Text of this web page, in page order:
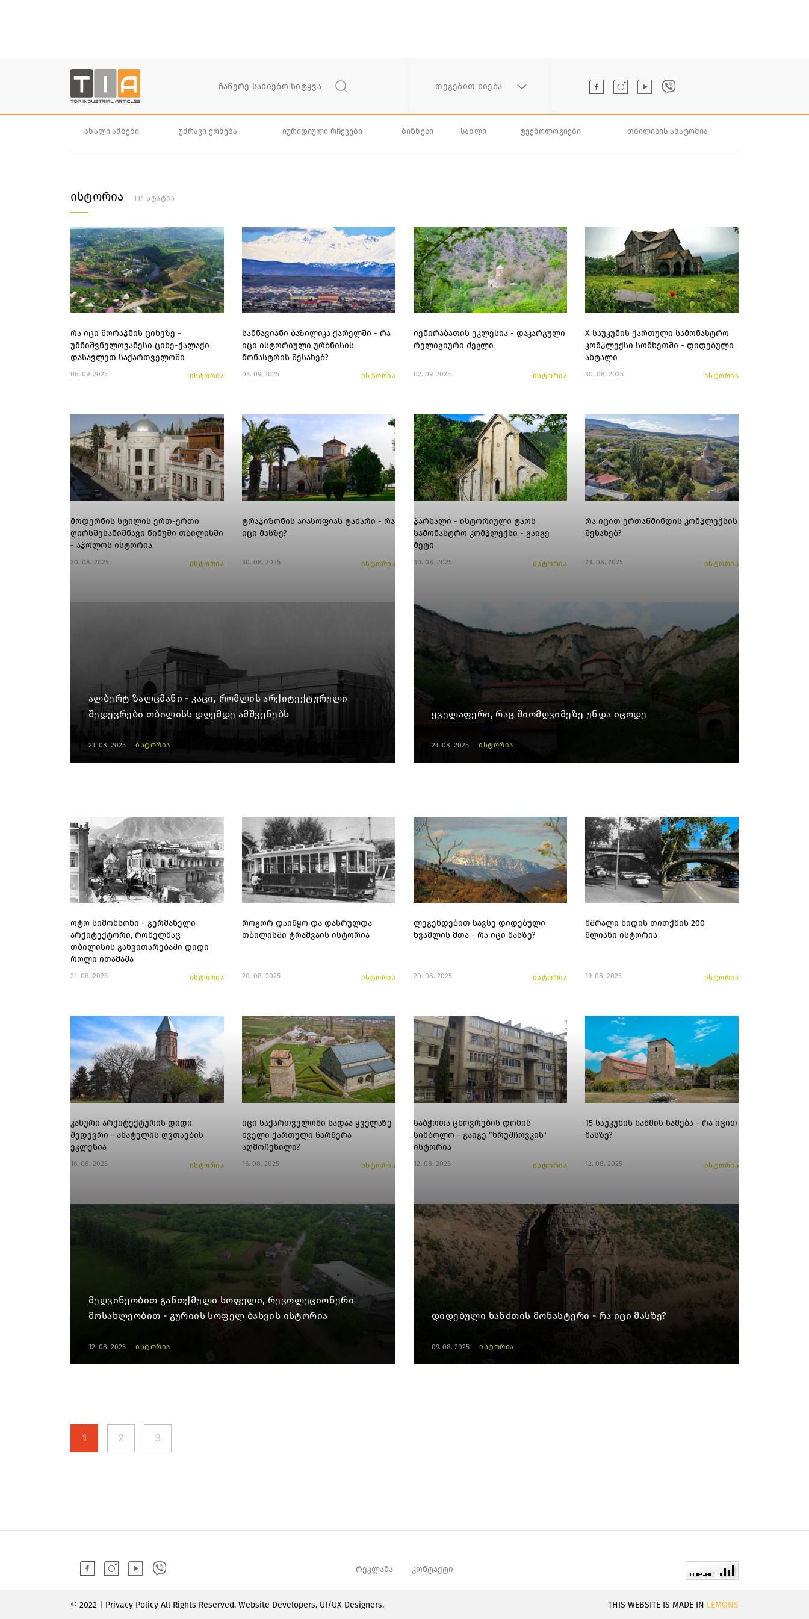
თეგებით ძიება
ახალი ამბები უძრავი ქონება იურიდიული რჩევები ბიზნესი სახლი ტექნოლოგიები თბილისის ანატომია
ისტორია 114 სტატია
რა იცი შორაპნის ციხეზე -
უმნიშვნელოვანესი ციხე-ქალაქი
დასავლეთ საქართველოში
06. 09. 2025 ისტორია
სამნავიანი ბაზილიკა ქარელში - რა
იცი ისტორიული ურბნისის
მონასტრის შესახებ?
03. 09. 2025 ისტორია
იენირაბათის ეკლესია - დაკარგული
რელიგიური ძეგლი
02. 09. 2025 ისტორია
X საუკუნის ქართული სამონასტრო
კომპლექსი სომხეთში - დიდებული
ახტალი
30. 08. 2025 ისტორია
მოდერნის სტილის ერთ-ერთი
ღირსშესანიშნავი ნიმუში თბილისში
- აპოლოს ისტორია
30. 08. 2025 ისტორია
ტრაპიზონის აიასოფიას ტაძარი - რა
იცი მასზე?
30. 08. 2025 ისტორია
პარხალი - ისტორიული ტაოს
სამონასტრო კომპლექსი - გაიგე
მეტი
30. 08. 2025 ისტორია
რა იცით ერთაწმინდის კომპლექსის
შესახებ?
23. 08. 2025 ისტორია
ალბერტ ზალცმანი - კაცი, რომლის არქიტექტურული
შედევრები თბილისს დღემდე ამშვენებს
21. 08. 2025 ისტორია
ყველაფერი, რაც შიომღვიმეზე უნდა იცოდე
21. 08. 2025 ისტორია
ოტო სიმონსონი - გერმანელი
არქიტექტორი, რომელმაც
თბილისის განვითარებაში დიდი
როლი ითამაშა
21. 08. 2025 ისტორია
როგორ დაიწყო და დასრულდა
თბილისში ტრამვაის ისტორია
20. 08. 2025 ისტორია
ლეგენდებით სავსე დიდებული
ხვამლის მთა - რა იცი მასზე?
20. 08. 2025 ისტორია
მშრალი ხიდის თითქმის 200
წლიანი ისტორია
19. 08. 2025 ისტორია
კახური არქიტექტურის დიდი
შედევრი - ახატელის ღვთაების
ეკლესია
16. 08. 2025 ისტორია
იცი საქართველოში სადაა ყველაზე
ძველი ქართული წარწერა
აღმოჩენილი?
16. 08. 2025 ისტორია
საბჭოთა ცხოვრების დონის
სიმბოლო - გაიგე "ხრუშჩოვკის"
ისტორია
12. 08. 2025 ისტორია
15 საუკუნის ხაშმის სამება - რა იცით
მასზე?
12. 08. 2025 ისტორია
მეღვინეობით განთქმული სოფელი, რევოლუციონერი
მოსახლეობით - გურიის სოფელ ბახვის ისტორია
12. 08. 2025 ისტორია
დიდებული ხანძთის მონასტერი - რა იცი მასზე?
09. 08. 2025 ისტორია
1 2 3
რეკლამა კონტაქტი
© 2022 | Privacy Policy All Rights Reserved. Website Developers. UI/UX Designers. THIS WEBSITE IS MADE IN LEMONS